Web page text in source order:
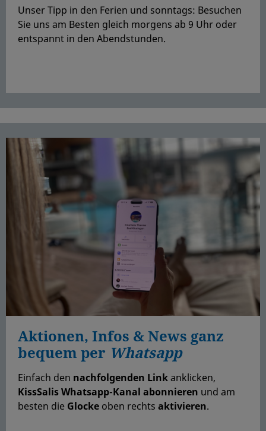
Unser Tipp in den Ferien und sonntags: Besuchen
Sie uns am Besten gleich morgens ab 9 Uhr oder
entspannt in den Abendstunden.
Aktionen, Infos & News ganz
bequem per Whatsapp
Einfach den nachfolgenden Linkanklicken,
KissSalis Whatsapp-Kanal abonnieren und am
besten die Glocke oben rechts aktivieren.